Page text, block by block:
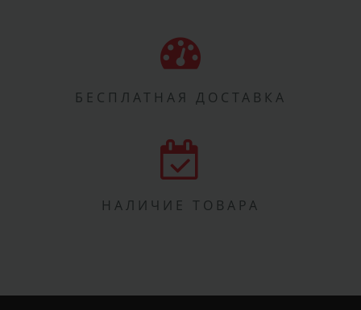
БЕСПЛАТНАЯ ДОСТАВКА
НАЛИЧИЕ ТОВАРА